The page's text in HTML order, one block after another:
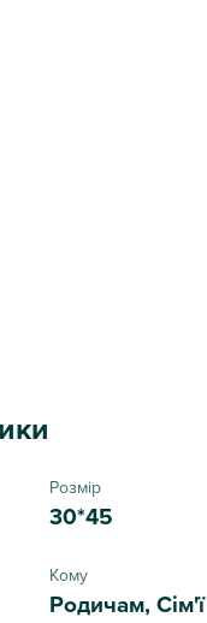
Розмір
30*45
Кому
Родичам, Сім'ї